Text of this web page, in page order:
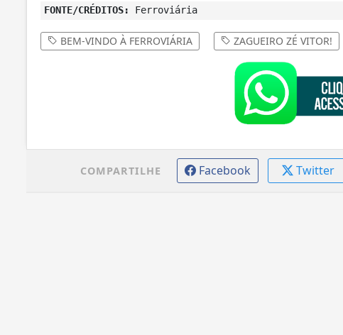
FONTE/CRÉDITOS: Ferroviária
BEM-VINDO À FERROVIÁRIA ZAGUEIRO ZÉ VITOR!
COMPARTILHE Facebook Twitter